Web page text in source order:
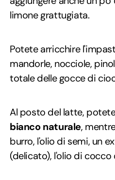
limone grattugiata.
Potete arricchire
mandorle, nocciole,
totale delle gocce di
Al posto del latte,
bianco naturale,
burro, l'olio di semi, un
(delicato), l'olio di cocco